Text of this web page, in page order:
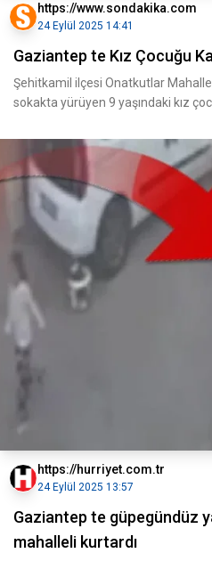
https://www.sondakika.com
24 Eylül 2025 14:41
Gaziantep te Kız Çocuğu
Şehitkamil ilçesi Onatkutlar
sokakta yürüyen 9 yaşındaki kız
https://hurriyet.com.tr
24 Eylül 2025 13:57
Gaziantep te güpegündüz
mahalleli kurtardı